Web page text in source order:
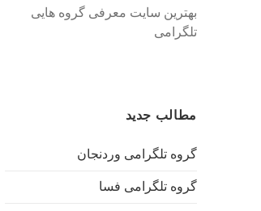
بهترین سایت معرفی گروه هایی
تلگرامی
مطالب جدید
گروه تلگرامی وردنجان
گروه تلگرامی فسا